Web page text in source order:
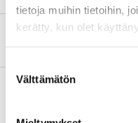
tietoja muihin tietoihin,
kerätty, kun olet
Suostumuksen
valinta
Välttämätön